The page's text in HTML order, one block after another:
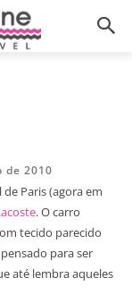
de 2010
Paris (agora em
. O carro
tecido parecido
para ser
até lembra aqueles